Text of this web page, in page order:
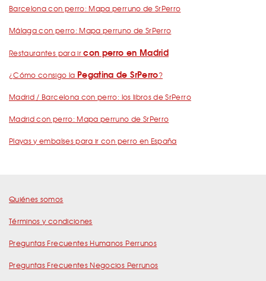
Barcelona con perro: Mapa perruno de SrPerro
Málaga con perro: Mapa perruno de SrPerro
Restaurantes para ircon perro en Madrid
¿Cómo consigo la Pegatina de SrPerro?
Madrid / Barcelona con perro: los libros de SrPerro
Madrid con perro: Mapa perruno de SrPerro
Playas y embalses para ir con perro en España
Quiénes somos
Términos y condiciones
Preguntas Frecuentes Humanos Perrunos
Preguntas Frecuentes Negocios Perrunos